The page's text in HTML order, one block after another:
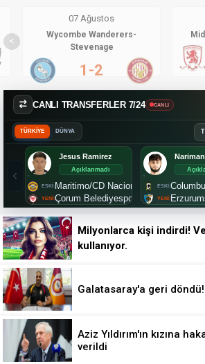
<
07 Ağustos
Wycombe Wanderers-
Stevenage
1-2
CANLI TRANSFERLER 7/24 CANLI
TÜRKİYE DÜNYA
Jesus Ramirez
Açıklanmadı
Maritimo/CD Nacional
Çorum Belediyespor
Milyonlarca kişi indirdi!
kullanıyor.
Galatasaray'a geri döndü!
Aziz Yıldırım'ın kızına
verildi